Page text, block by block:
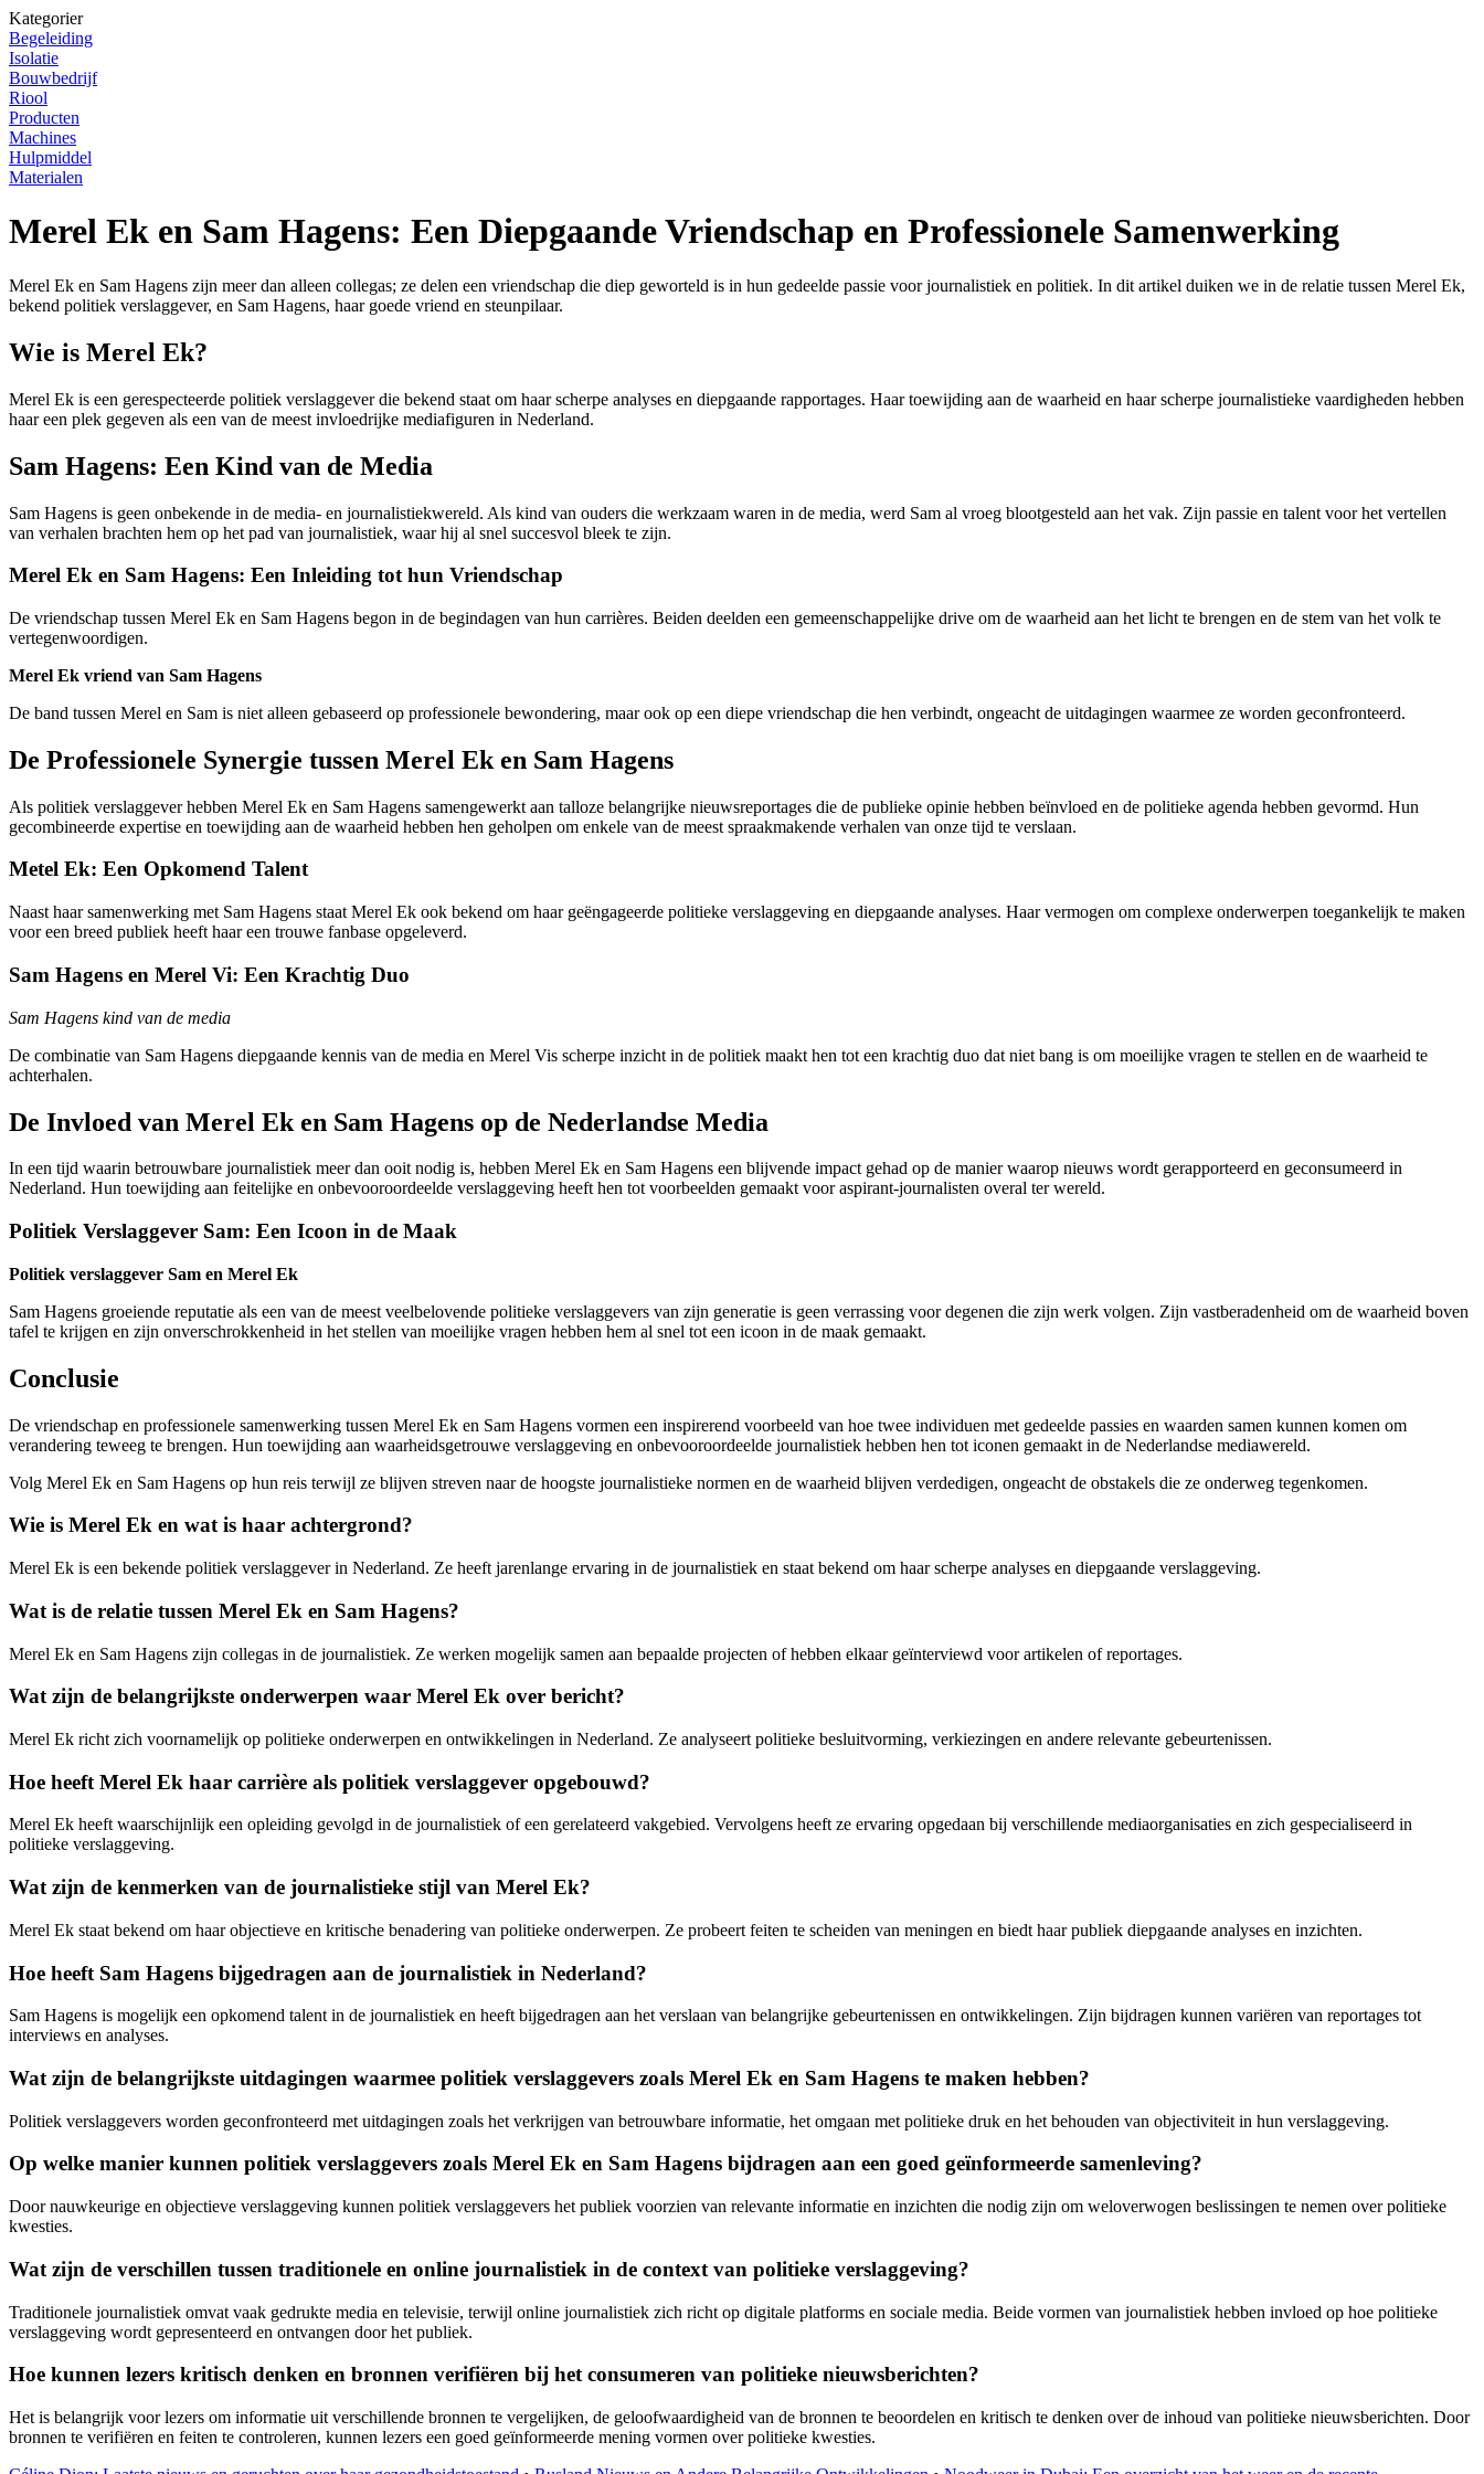
Kategorier
Begeleiding
Isolatie
Bouwbedrijf
Riool
Producten
Machines
Hulpmiddel
Materialen
Merel Ek en Sam Hagens: Een Diepgaande Vriendschap en Professionele Samenwerking
Merel Ek en Sam Hagens zijn meer dan alleen collegas; ze delen een vriendschap die diep geworteld is in hun gedeelde passie voor journalistiek en politiek. In dit artikel duiken we in de relatie tussen Merel Ek,
bekend politiek verslaggever, en Sam Hagens, haar goede vriend en steunpilaar.
Wie is Merel Ek?
Merel Ek is een gerespecteerde politiek verslaggever die bekend staat om haar scherpe analyses en diepgaande rapportages. Haar toewijding aan de waarheid en haar scherpe journalistieke vaardigheden hebben
haar een plek gegeven als een van de meest invloedrijke mediafiguren in Nederland.
Sam Hagens: Een Kind van de Media
Sam Hagens is geen onbekende in de media- en journalistiekwereld. Als kind van ouders die werkzaam waren in de media, werd Sam al vroeg blootgesteld aan het vak. Zijn passie en talent voor het vertellen
van verhalen brachten hem op het pad van journalistiek, waar hij al snel succesvol bleek te zijn.
Merel Ek en Sam Hagens: Een Inleiding tot hun Vriendschap
De vriendschap tussen Merel Ek en Sam Hagens begon in de begindagen van hun carrières. Beiden deelden een gemeenschappelijke drive om de waarheid aan het licht te brengen en de stem van het volk te
vertegenwoordigen.
Merel Ek vriend van Sam Hagens
De band tussen Merel en Sam is niet alleen gebaseerd op professionele bewondering, maar ook op een diepe vriendschap die hen verbindt, ongeacht de uitdagingen waarmee ze worden geconfronteerd.
De Professionele Synergie tussen Merel Ek en Sam Hagens
Als politiek verslaggever hebben Merel Ek en Sam Hagens samengewerkt aan talloze belangrijke nieuwsreportages die de publieke opinie hebben beïnvloed en de politieke agenda hebben gevormd. Hun
gecombineerde expertise en toewijding aan de waarheid hebben hen geholpen om enkele van de meest spraakmakende verhalen van onze tijd te verslaan.
Metel Ek: Een Opkomend Talent
Naast haar samenwerking met Sam Hagens staat Merel Ek ook bekend om haar geëngageerde politieke verslaggeving en diepgaande analyses. Haar vermogen om complexe onderwerpen toegankelijk te maken
voor een breed publiek heeft haar een trouwe fanbase opgeleverd.
Sam Hagens en Merel Vi: Een Krachtig Duo
Sam Hagens kind van de media
De combinatie van Sam Hagens diepgaande kennis van de media en Merel Vis scherpe inzicht in de politiek maakt hen tot een krachtig duo dat niet bang is om moeilijke vragen te stellen en de waarheid te
achterhalen.
De Invloed van Merel Ek en Sam Hagens op de Nederlandse Media
In een tijd waarin betrouwbare journalistiek meer dan ooit nodig is, hebben Merel Ek en Sam Hagens een blijvende impact gehad op de manier waarop nieuws wordt gerapporteerd en geconsumeerd in
Nederland. Hun toewijding aan feitelijke en onbevooroordeelde verslaggeving heeft hen tot voorbeelden gemaakt voor aspirant-journalisten overal ter wereld.
Politiek Verslaggever Sam: Een Icoon in de Maak
Politiek verslaggever Sam en Merel Ek
Sam Hagens groeiende reputatie als een van de meest veelbelovende politieke verslaggevers van zijn generatie is geen verrassing voor degenen die zijn werk volgen. Zijn vastberadenheid om de waarheid boven
tafel te krijgen en zijn onverschrokkenheid in het stellen van moeilijke vragen hebben hem al snel tot een icoon in de maak gemaakt.
Conclusie
De vriendschap en professionele samenwerking tussen Merel Ek en Sam Hagens vormen een inspirerend voorbeeld van hoe twee individuen met gedeelde passies en waarden samen kunnen komen om
verandering teweeg te brengen. Hun toewijding aan waarheidsgetrouwe verslaggeving en onbevooroordeelde journalistiek hebben hen tot iconen gemaakt in de Nederlandse mediawereld.
Volg Merel Ek en Sam Hagens op hun reis terwijl ze blijven streven naar de hoogste journalistieke normen en de waarheid blijven verdedigen, ongeacht de obstakels die ze onderweg tegenkomen.
Wie is Merel Ek en wat is haar achtergrond?
Merel Ek is een bekende politiek verslaggever in Nederland. Ze heeft jarenlange ervaring in de journalistiek en staat bekend om haar scherpe analyses en diepgaande verslaggeving.
Wat is de relatie tussen Merel Ek en Sam Hagens?
Merel Ek en Sam Hagens zijn collegas in de journalistiek. Ze werken mogelijk samen aan bepaalde projecten of hebben elkaar geïnterviewd voor artikelen of reportages.
Wat zijn de belangrijkste onderwerpen waar Merel Ek over bericht?
Merel Ek richt zich voornamelijk op politieke onderwerpen en ontwikkelingen in Nederland. Ze analyseert politieke besluitvorming, verkiezingen en andere relevante gebeurtenissen.
Hoe heeft Merel Ek haar carrière als politiek verslaggever opgebouwd?
Merel Ek heeft waarschijnlijk een opleiding gevolgd in de journalistiek of een gerelateerd vakgebied. Vervolgens heeft ze ervaring opgedaan bij verschillende mediaorganisaties en zich gespecialiseerd in
politieke verslaggeving.
Wat zijn de kenmerken van de journalistieke stijl van Merel Ek?
Merel Ek staat bekend om haar objectieve en kritische benadering van politieke onderwerpen. Ze probeert feiten te scheiden van meningen en biedt haar publiek diepgaande analyses en inzichten.
Hoe heeft Sam Hagens bijgedragen aan de journalistiek in Nederland?
Sam Hagens is mogelijk een opkomend talent in de journalistiek en heeft bijgedragen aan het verslaan van belangrijke gebeurtenissen en ontwikkelingen. Zijn bijdragen kunnen variëren van reportages tot
interviews en analyses.
Wat zijn de belangrijkste uitdagingen waarmee politiek verslaggevers zoals Merel Ek en Sam Hagens te maken hebben?
Politiek verslaggevers worden geconfronteerd met uitdagingen zoals het verkrijgen van betrouwbare informatie, het omgaan met politieke druk en het behouden van objectiviteit in hun verslaggeving.
Op welke manier kunnen politiek verslaggevers zoals Merel Ek en Sam Hagens bijdragen aan een goed geïnformeerde samenleving?
Door nauwkeurige en objectieve verslaggeving kunnen politiek verslaggevers het publiek voorzien van relevante informatie en inzichten die nodig zijn om weloverwogen beslissingen te nemen over politieke
kwesties.
Wat zijn de verschillen tussen traditionele en online journalistiek in de context van politieke verslaggeving?
Traditionele journalistiek omvat vaak gedrukte media en televisie, terwijl online journalistiek zich richt op digitale platforms en sociale media. Beide vormen van journalistiek hebben invloed op hoe politieke
verslaggeving wordt gepresenteerd en ontvangen door het publiek.
Hoe kunnen lezers kritisch denken en bronnen verifiëren bij het consumeren van politieke nieuwsberichten?
Het is belangrijk voor lezers om informatie uit verschillende bronnen te vergelijken, de geloofwaardigheid van de bronnen te beoordelen en kritisch te denken over de inhoud van politieke nieuwsberichten. Door
bronnen te verifiëren en feiten te controleren, kunnen lezers een goed geïnformeerde mening vormen over politieke kwesties.